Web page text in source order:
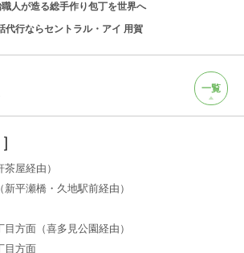
人が造る総手作り包丁を世界へ
代行ならセントラル・アイ 用賀
一覧
屋経由）
平瀬橋・久地駅前経由）
目方面（喜多見公園経由）
目方面